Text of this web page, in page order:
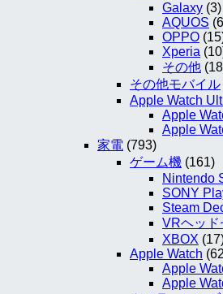
Galaxy (3)
AQUOS
OPPO
Xperia
その他
その他モバイル
Apple Watch
Apple
Apple
家電 (793)
ゲーム機 (161)
Nintendo
SONY
Steam
VRヘッド
XBOX
Apple Watch
Apple
Apple